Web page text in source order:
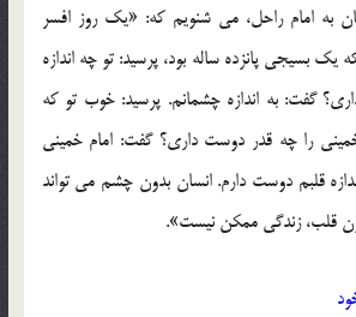
به امام راحل، می شنویم که: «یک روز افسر
بسیجی پانزده ساله بود، پرسید: تو چه اندازه
گفت: به اندازه چشمانم. پرسید: خوب تو که
را چه قدر دوست داری؟ گفت: امام خمینی
قلبم دوست دارم. انسان بدون چشم می تواند
قلب، زندگی ممکن نیست».